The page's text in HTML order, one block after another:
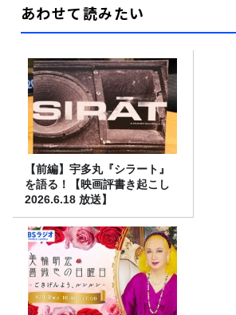
あわせて読みたい
【前編】宇多丸『シラート』
を語る！【映画評書き起こし
2026.6.18 放送】